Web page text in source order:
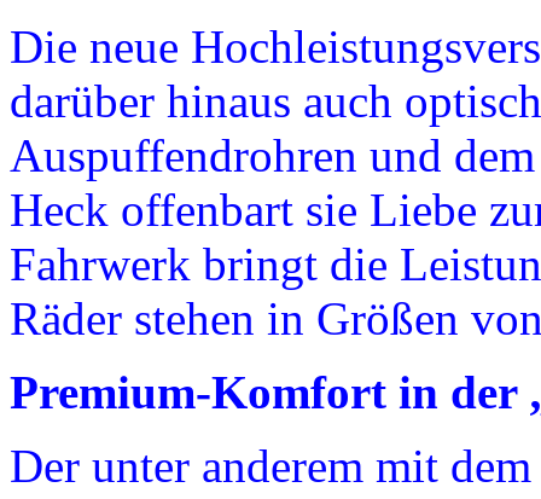
Die neue
darüber hinaus auch
Auspuffendrohren und
Heck offenbart sie Liebe
Fahrwerk bringt die
Räder stehen in Größen
Premium-Komfort in der
Der unter anderem mit